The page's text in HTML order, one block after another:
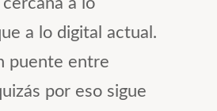
a lo digital actual.
puente entre
por eso sigue